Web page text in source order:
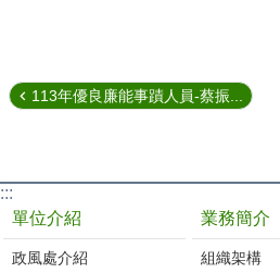
113年優良廉能事蹟人員-蔡振...
:::
單位介紹
政風處介紹
業務簡介
組織架構